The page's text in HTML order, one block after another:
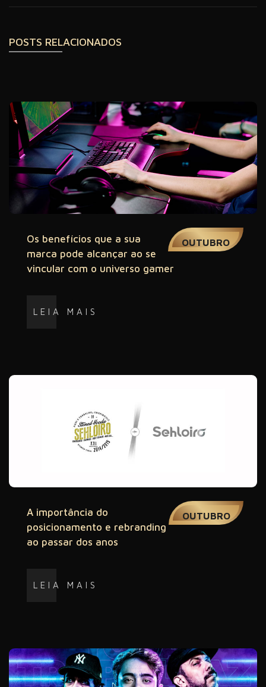
POSTS RELACIONADOS
OUTUBRO
Os benefícios que a sua
marca pode alcançar ao se
vincular com o universo gamer
LEIA MAIS
OUTUBRO
A importância do
posicionamento e rebranding
ao passar dos anos
LEIA MAIS